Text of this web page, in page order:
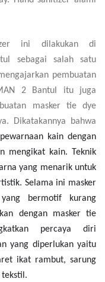
ini dilakukan di
sebagai salah satu
pembuatan
2 Bantul itu juga
masker tie dye
Dikatakannya bahwa
kain dengan
mengikat kain. Teknik
yang menarik untuk
Selama ini masker
bermotif kurang
dengan masker tie
percaya diri
yang diperlukan yaitu
ikat rambut, sarung
tekstil.